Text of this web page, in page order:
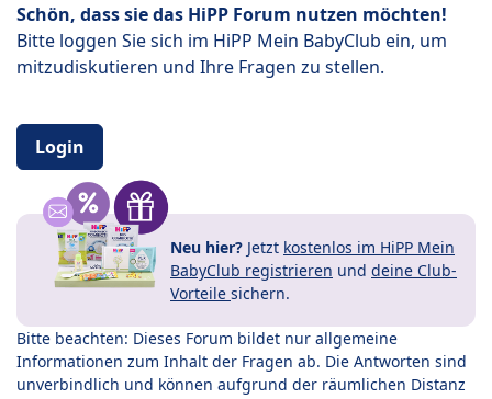
Schön, dass sie das HiPP Forum nutzen möchten!
Bitte loggen Sie sich im HiPP Mein BabyClub ein, um
mitzudiskutieren und Ihre Fragen zu stellen.
Login
Neu hier? Jetzt kostenlos im HiPP Mein
BabyClub registrieren und deine Club-
Vorteile sichern.
Bitte beachten: Dieses Forum bildet nur allgemeine
Informationen zum Inhalt der Fragen ab. Die Antworten sind
unverbindlich und können aufgrund der räumlichen Distanz